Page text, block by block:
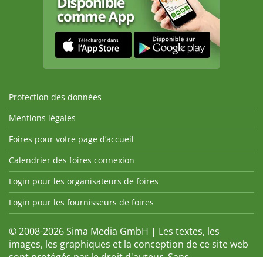
Protection des données
Mentions légales
Foires pour votre page d’accueil
Calendrier des foires connexion
Login pour les organisateurs de foires
Login pour les fournisseurs de foires
© 2008-2026 Sima Media GmbH | Les textes, les
images, les graphiques et la conception de ce site web